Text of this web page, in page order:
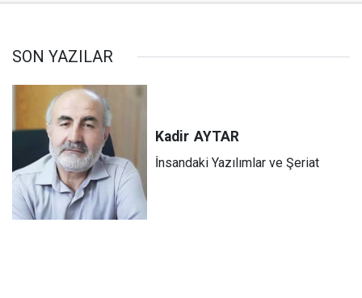
SON YAZILAR
Kadir AYTAR
İnsandaki Yazılımlar ve Şeriat